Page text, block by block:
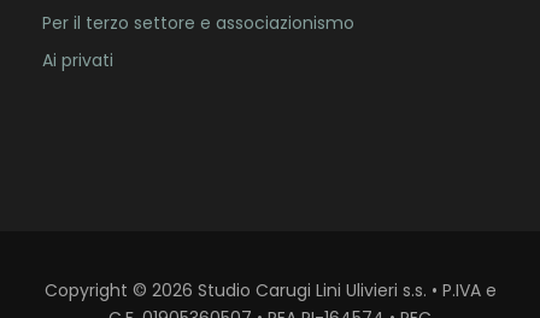
Per il terzo settore e associazionismo
Ai privati
Copyright © 2026 Studio Carugi Lini Ulivieri s.s. • P.IVA e